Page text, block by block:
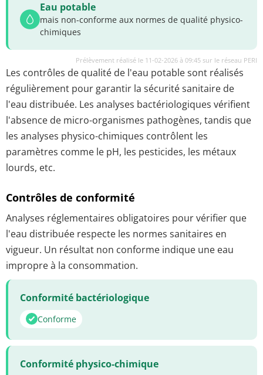
Eau potable
mais non-conforme aux normes de qualité physico-
chimiques
Prélèvement réalisé le 11-02-2026 à 09:45 sur le réseau PERI
Les contrôles de qualité de l'eau potable sont réalisés
régulièrement pour garantir la sécurité sanitaire de
l'eau distribuée. Les analyses bactériologiques vérifient
l'absence de micro-organismes pathogènes, tandis que
les analyses physico-chimiques contrôlent les
paramètres comme le pH, les pesticides, les métaux
lourds, etc.
Contrôles de conformité
Analyses réglementaires obligatoires pour vérifier que
l'eau distribuée respecte les normes sanitaires en
vigueur. Un résultat non conforme indique une eau
impropre à la consommation.
Conformité bactériologique
Conforme
Conformité physico-chimique